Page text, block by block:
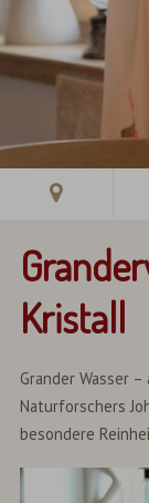
Kristall
Grander Wasser
Naturforschers
besondere